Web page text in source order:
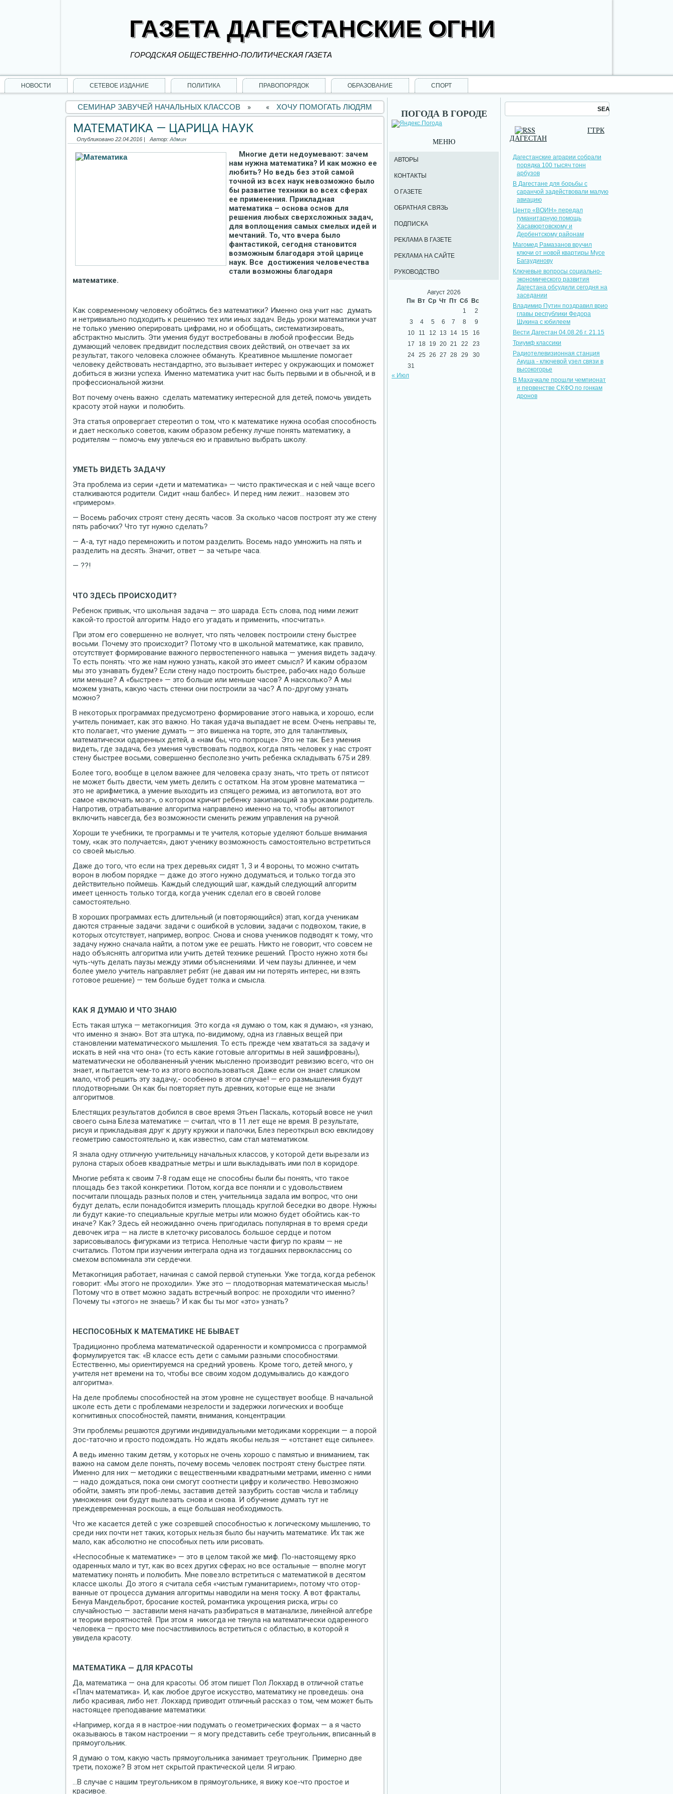
ГАЗЕТА ДАГЕСТАНСКИЕ ОГНИ
ГОРОДСКАЯ ОБЩЕСТВЕННО-ПОЛИТИЧЕСКАЯ ГАЗЕТА
НОВОСТИ СЕТЕВОЕ ИЗДАНИЕ ПОЛИТИКА ПРАВОПОРЯДОК ОБРАЗОВАНИЕ СПОРТ
СЕМИНАР ЗАВУЧЕЙ НАЧАЛЬНЫХ КЛАССОВ » « ХОЧУ ПОМОГАТЬ ЛЮДЯМ
МАТЕМАТИКА — ЦАРИЦА НАУК
Опубликовано 22.04.2016 | Автор: Админ
Многие дети недоумевают: зачем
нам нужна математика? И как можно ее
любить? Но ведь без этой самой
точной из всех наук невозможно было
бы развитие техники во всех сферах
ее применения. Прикладная
математика – основа основ для
решения любых сверхсложных задач,
для воплощения самых смелых идей и
мечтаний. То, что вчера было
фантастикой, сегодня становится
возможным благодаря этой царице
наук. Все достижения человечества
стали возможны благодаря
математике.
Как современному человеку обойтись без математики? Именно она учит нас думать
и нетривиально подходить к решению тех или иных задач. Ведь уроки математики учат
не только умению оперировать цифрами, но и обобщать, систематизировать,
абстрактно мыслить. Эти умения будут востребованы в любой профессии. Ведь
думающий человек предвидит последствия своих действий, он отвечает за их
результат, такого человека сложнее обмануть. Креативное мышление помогает
человеку действовать нестандартно, это вызывает интерес у окружающих и поможет
добиться в жизни успеха. Именно математика учит нас быть первыми и в обычной, и в
профессиональной жизни.
Вот почему очень важно сделать математику интересной для детей, помочь увидеть
красоту этой науки и полюбить.
Эта статья опровергает стереотип о том, что к математике нужна особая способность
и дает несколько советов, каким образом ребенку лучше понять математику, а
родителям — помочь ему увлечься ею и правильно выбрать школу.
УМЕТЬ ВИДЕТЬ ЗАДАЧУ
Эта проблема из серии «дети и математика» — чисто практическая и с ней чаще всего
сталкиваются родители. Сидит «наш балбес». И перед ним лежит… назовем это
«примером».
— Восемь рабочих строят стену десять часов. За сколько часов построят эту же стену
пять рабочих? Что тут нужно сделать?
— А-а, тут надо перемножить и потом разделить. Восемь надо умножить на пять и
разделить на десять. Значит, ответ — за четыре часа.
— ??!
ЧТО ЗДЕСЬ ПРОИСХОДИТ?
Ребенок привык, что школьная задача — это шарада. Есть слова, под ними лежит
какой-то простой алгоритм. Надо его угадать и применить, «посчитать».
При этом его совершенно не волнует, что пять человек построили стену быстрее
восьми. Почему это происходит? Потому что в школьной математике, как правило,
отсутствует формирование важного первостепенного навыка — умения видеть задачу.
То есть понять: что же нам нужно узнать, какой это имеет смысл? И каким образом
мы это узнавать будем? Если стену надо построить быстрее, рабочих надо больше
или меньше? А «быстрее» — это больше или меньше часов? А насколько? А мы
можем узнать, какую часть стенки они построили за час? А по-другому узнать
можно?
В некоторых программах предусмотрено формирование этого навыка, и хорошо, если
учитель понимает, как это важно. Но такая удача выпадает не всем. Очень неправы те,
кто полагает, что умение думать — это вишенка на торте, это для талантливых,
математически одаренных детей, а «нам бы, что попроще». Это не так. Без умения
видеть, где задача, без умения чувствовать подвох, когда пять человек у нас строят
стену быстрее восьми, совершенно бесполезно учить ребенка складывать 675 и 289.
Более того, вообще в целом важнее для человека сразу знать, что треть от пятисот
не может быть двести, чем уметь делить с остатком. На этом уровне математика —
это не арифметика, а умение выходить из спящего режима, из автопилота, вот это
самое «включать мозг», о котором кричит ребенку закипающий за уроками родитель.
Напротив, отрабатывание алгоритма направлено именно на то, чтобы автопилот
включить навсегда, без возможности сменить режим управления на ручной.
Хороши те учебники, те программы и те учителя, которые уделяют больше внимания
тому, «как это получается», дают ученику возможность самостоятельно встретиться
со своей мыслью.
Даже до того, что если на трех деревьях сидят 1, 3 и 4 вороны, то можно считать
ворон в любом порядке — даже до этого нужно додуматься, и только тогда это
действительно поймешь. Каждый следующий шаг, каждый следующий алгоритм
имеет ценность только тогда, когда ученик сделал его в своей голове
самостоятельно.
В хороших программах есть длительный (и повторяющийся) этап, когда ученикам
даются странные задачи: задачи с ошибкой в условии, задачи с подвохом, такие, в
которых отсутствует, например, вопрос. Снова и снова учеников подводят к тому, что
задачу нужно сначала найти, а потом уже ее решать. Никто не говорит, что совсем не
надо объяснять алгоритма или учить детей технике решений. Просто нужно хотя бы
чуть-чуть делать паузы между этими объяснениями. И чем паузы длиннее, и чем
более умело учитель направляет ребят (не давая им ни потерять интерес, ни взять
готовое решение) — тем больше будет толка и смысла.
КАК Я ДУМАЮ И ЧТО ЗНАЮ
Есть такая штука — метакогниция. Это когда «я думаю о том, как я думаю», «я узнаю,
что именно я знаю». Вот эта штука, по-видимому, одна из главных вещей при
становлении математического мышления. То есть прежде чем хвататься за задачу и
искать в ней «на что она» (то есть какие готовые алгоритмы в ней зашифрованы),
математически не оболваненный ученик мысленно производит ревизию всего, что он
знает, и пытается чем-то из этого воспользоваться. Даже если он знает слишком
мало, чтоб решить эту задачу,- особенно в этом случае! — его размышления будут
плодотворными. Он как бы повторяет путь древних, которые еще не знали
алгоритмов.
Блестящих результатов добился в свое время Этьен Паскаль, который вовсе не учил
своего сына Блеза математике — считал, что в 11 лет еще не время. В результате,
рисуя и прикладывая друг к другу кружки и палочки, Блез переоткрыл всю евклидову
геометрию самостоятельно и, как известно, сам стал математиком.
Я знала одну отличную учительницу начальных классов, у которой дети вырезали из
рулона старых обоев квадратные метры и шли выкладывать ими пол в коридоре.
Многие ребята к своим 7-8 годам еще не способны были бы понять, что такое
площадь без такой конкретики. Потом, когда все поняли и с удовольствием
посчитали площадь разных полов и стен, учительница задала им вопрос, что они
будут делать, если понадобится измерить площадь круглой беседки во дворе. Нужны
ли будут какие-то специальные круглые метры или можно будет обойтись как-то
иначе? Как? Здесь ей неожиданно очень пригодилась популярная в то время среди
девочек игра — на листе в клеточку рисовалось большое сердце и потом
зарисовывалось фигурками из тетриса. Неполные части фигур по краям — не
считались. Потом при изучении интеграла одна из тогдашних первоклассниц со
смехом вспоминала эти сердечки.
Метакогниция работает, начиная с самой первой ступеньки. Уже тогда, когда ребенок
говорит: «Мы этого не проходили». Уже это — плодотворная математическая мысль!
Потому что в ответ можно задать встречный вопрос: не проходили что именно?
Почему ты «этого» не знаешь? И как бы ты мог «это» узнать?
НЕСПОСОБНЫХ К МАТЕМАТИКЕ НЕ БЫВАЕТ
Традиционно проблема математической одаренности и компромисса с программой
формулируется так: «В классе есть дети с самыми разными способностями.
Естественно, мы ориентируемся на средний уровень. Кроме того, детей много, у
учителя нет времени на то, чтобы все своим ходом додумывались до каждого
алгоритма».
На деле проблемы способностей на этом уровне не существует вообще. В начальной
школе есть дети с проблемами незрелости и задержки логических и вообще
когнитивных способностей, памяти, внимания, концентрации.
Эти проблемы решаются другими индивидуальными методиками коррекции — а порой
дос-таточно и просто подождать. Но ждать якобы нельзя — «отстанет еще сильнее».
А ведь именно таким детям, у которых не очень хорошо с памятью и вниманием, так
важно на самом деле понять, почему восемь человек построят стену быстрее пяти.
Именно для них — методики с вещественными квадратными метрами, именно с ними
— надо дождаться, пока они смогут соотнести цифру и количество. Невозможно
обойти, замять эти проб-лемы, заставив детей зазубрить состав числа и таблицу
умножения: они будут вылезать снова и снова. И обучение думать тут не
преждевременная роскошь, а еще большая необходимость.
Что же касается детей с уже созревшей способностью к логическому мышлению, то
среди них почти нет таких, которых нельзя было бы научить математике. Их так же
мало, как абсолютно не способных петь или рисовать.
«Неспособные к математике» — это в целом такой же миф. По-настоящему ярко
одаренных мало и тут, как во всех других сферах; но все остальные — вполне могут
математику понять и полюбить. Мне повезло встретиться с математикой в десятом
классе школы. До этого я считала себя «чистым гуманитарием», потому что отор-
ванные от процесса думания алгоритмы наводили на меня тоску. А вот фракталы,
Бенуа Мандельброт, бросание костей, романтика укрощения риска, игры со
случайностью — заставили меня начать разбираться в матанализе, линейной алгебре
и теории вероятностей. При этом я никогда не тянула на математически одаренного
человека — просто мне посчастливилось встретиться с областью, в которой я
увидела красоту.
МАТЕМАТИКА — ДЛЯ КРАСОТЫ
Да, математика — она для красоты. Об этом пишет Пол Локхард в отличной статье
«Плач математика». И, как любое другое искусство, математику не проведешь: она
либо красивая, либо нет. Локхард приводит отличный рассказ о том, чем может быть
настоящее преподавание математики:
«Например, когда я в настрое-нии подумать о геометрических формах — а я часто
оказываюсь в таком настроении — я могу представить себе треугольник, вписанный в
прямоугольник.
Я думаю о том, какую часть прямоугольника занимает треугольник. Примерно две
трети, похоже? В этом нет скрытой практической цели. Я играю.
…В случае с нашим треугольником в прямоугольнике, я вижу кое-что простое и
красивое.
ПОГОДА В ГОРОДЕ
МЕНЮ
АВТОРЫ
КОНТАКТЫ
О ГАЗЕТЕ
ОБРАТНАЯ СВЯЗЬ
ПОДПИСКА
РЕКЛАМА В ГАЗЕТЕ
РЕКЛАМА НА САЙТЕ
РУКОВОДСТВО
Август 2026
Пн Вт Ср Чт Пт Сб
Вс
1
2
3
4 5 6 7 8
9
10
11 12 13 14 15
16
17
18 19 20 21 22
23
24 25 26 27 28 29
30
31
« Июл
ГТРК
ДАГЕСТАН
Дагестанские аграрии собрали
порядка 100 тысяч тонн
арбузов
В Дагестане для борьбы с
саранчой задействовали малую
авиацию
Центр «ВОИН» передал
гуманитарную помощь
Хасавюртовскому и
Дербентскому районам
Магомед Рамазанов вручил
ключи от новой квартиры Мусе
Багаудинову
Ключевые вопросы социально-
экономического развития
Дагестана обсудили сегодня на
заседании
Владимир Путин поздравил врио
главы республики Федора
Щукина с юбилеем
Вести Дагестан 04.08.26 г. 21.15
Триумф классики
Радиотелевизионная станция
Акуша - ключевой узел связи в
высокогорье
В Махачкале прошли чемпионат
и первенстве СКФО по гонкам
дронов